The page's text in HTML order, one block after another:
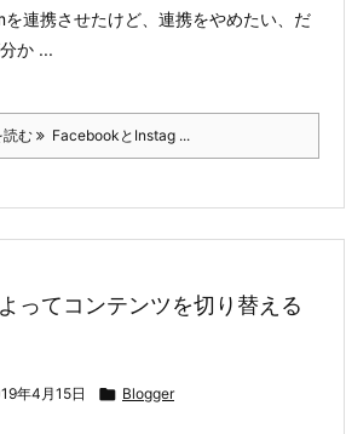
連携させたけど、連携をやめたい、だ
か ...
読む FacebookとInstag ...
ってコンテンツを切り替える
年4月15日  Blogger